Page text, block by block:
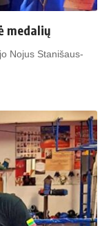
medalių
No­jus Sta­ni­šaus­